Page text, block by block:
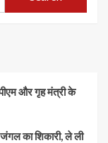
और गृह मंत्री के
का शिकारी, ले ली